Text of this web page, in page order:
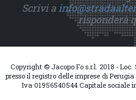
Scrivi a
risponderà
Copyright © Jacopo Fo s.r.l. 2018 -
presso il registro delle imprese di
Iva 01956540544 Capitale sociale